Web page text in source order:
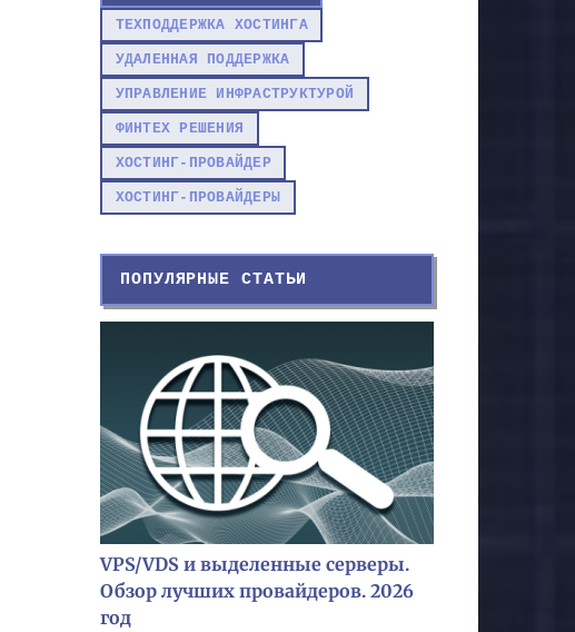
ТЕХПОДДЕРЖКА ХОСТИНГА
УДАЛЕННАЯ ПОДДЕРЖКА
УПРАВЛЕНИЕ ИНФРАСТРУКТУРОЙ
ФИНТЕХ РЕШЕНИЯ
ХОСТИНГ-ПРОВАЙДЕР
ХОСТИНГ-ПРОВАЙДЕРЫ
ПОПУЛЯРНЫЕ СТАТЬИ
VPS/VDS и выделенные серверы.
Обзор лучших провайдеров. 2026
год